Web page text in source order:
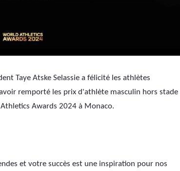
Taye Atske Selassie a félicité les athlètes
remporté les prix d'athlète masculin hors stade
Awards 2024 à Monaco.
et votre succès est une inspiration pour nos